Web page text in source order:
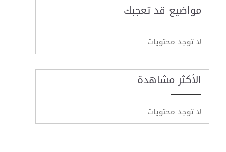
مواضيع قد تعجبك
لا توجد محتويات
الأكثر مشاهدة
لا توجد محتويات